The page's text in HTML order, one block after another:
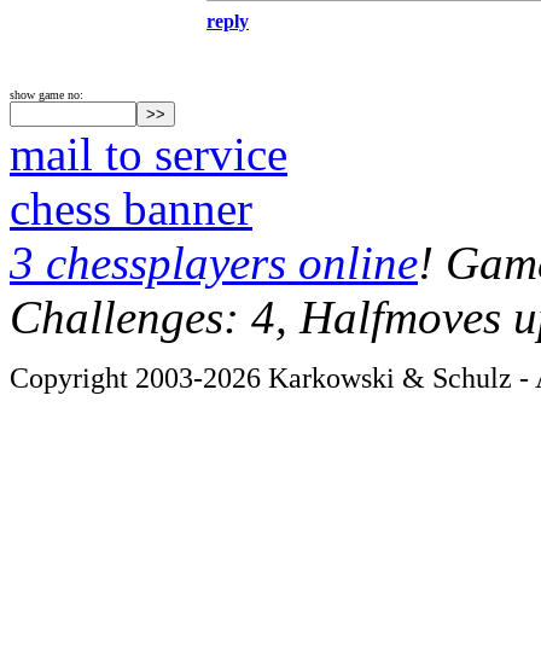
reply
show game no:
mail to service
chess banner
3 chessplayers online!
Challenges: 4, Halfmoves
Copyright 2003-2026 Karkowski & Schulz